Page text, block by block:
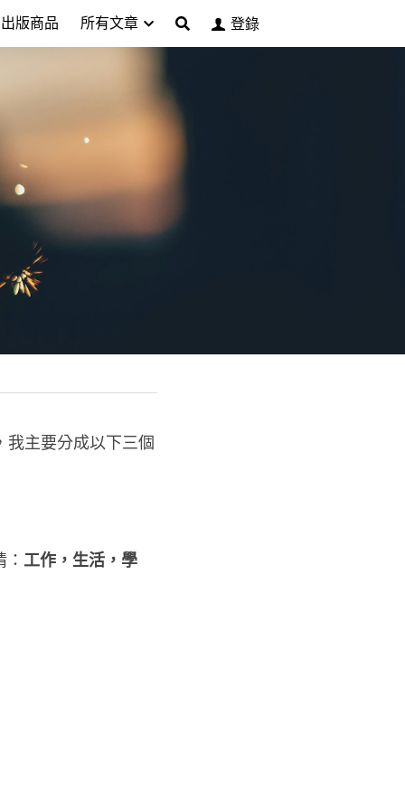
出版商品 所有文章 登錄
我主要分成以下三個
工作，生活，學